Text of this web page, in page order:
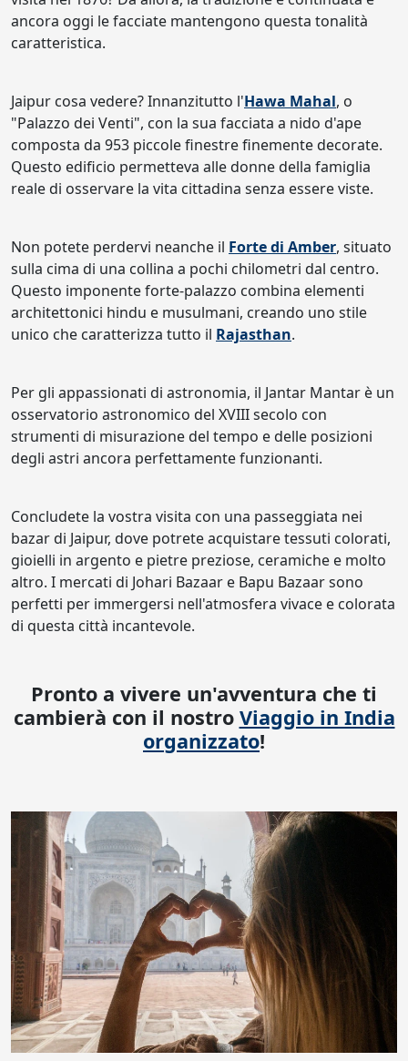
ancora oggi le facciate mantengono questa tonalità
caratteristica.
Jaipur cosa vedere? Innanzitutto l'Hawa Mahal, o
"Palazzo dei Venti", con la sua facciata a nido d'ape
composta da 953 piccole finestre finemente decorate.
Questo edificio permetteva alle donne della famiglia
reale di osservare la vita cittadina senza essere viste.
Non potete perdervi neanche il Forte di Amber, situato
sulla cima di una collina a pochi chilometri dal centro.
Questo imponente forte-palazzo combina elementi
architettonici hindu e musulmani, creando uno stile
unico che caratterizza tutto il Rajasthan.
Per gli appassionati di astronomia, il Jantar Mantar è un
osservatorio astronomico del XVIII secolo con
strumenti di misurazione del tempo e delle posizioni
degli astri ancora perfettamente funzionanti.
Concludete la vostra visita con una passeggiata nei
bazar di Jaipur, dove potrete acquistare tessuti colorati,
gioielli in argento e pietre preziose, ceramiche e molto
altro. I mercati di Johari Bazaar e Bapu Bazaar sono
perfetti per immergersi nell'atmosfera vivace e colorata
di questa città incantevole.
Pronto a vivere un'avventura che ti
cambierà con il nostro Viaggio in India
organizzato!